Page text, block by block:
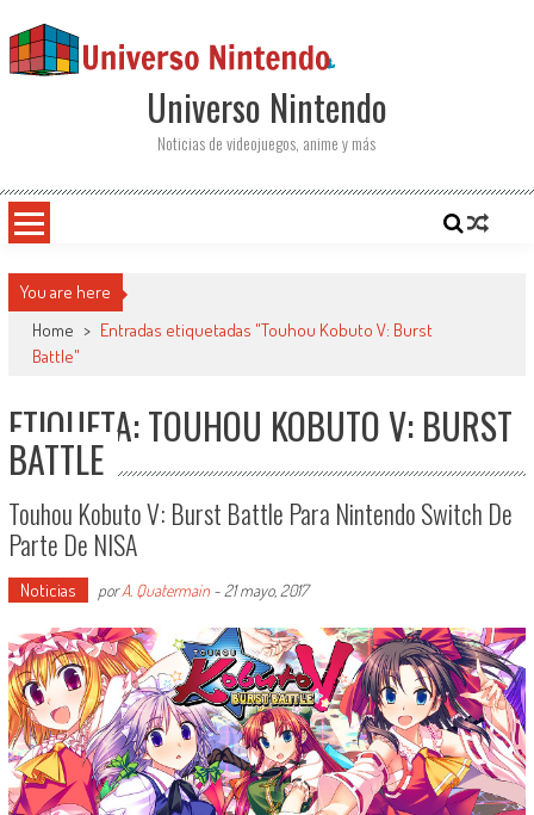
Universo Nintendo
Noticias de videojuegos, anime y más
You are here
Home > Entradas etiquetadas "Touhou Kobuto V: Burst
Battle"
ETIQUETA: TOUHOU KOBUTO V: BURST
BATTLE
Touhou Kobuto V: Burst Battle Para Nintendo Switch De
Parte De NISA
Noticias porA. Quatermain- 21 mayo, 2017